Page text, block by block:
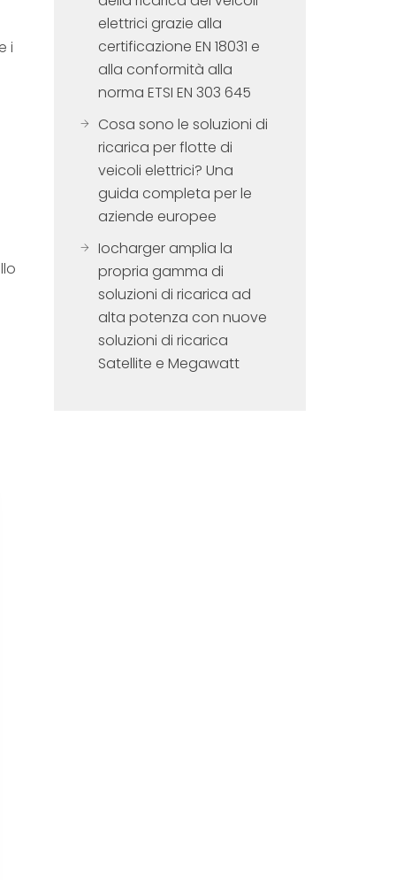
i
elettrici grazie alla
certificazione EN 18031 e
alla conformità alla
norma ETSI EN 303 645
Cosa sono le soluzioni di
ricarica per flotte di
veicoli elettrici? Una
guida completa per le
aziende europee
Iocharger amplia la
propria gamma di
soluzioni di ricarica ad
alta potenza con nuove
soluzioni di ricarica
Satellite e Megawatt